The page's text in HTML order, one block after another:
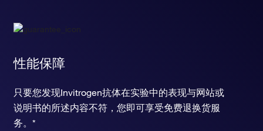
性能保障
只要您发现Invitrogen抗体在实验中的表现与网站或
说明书的所述内容不符，您即可享受免费退换货服
务。*